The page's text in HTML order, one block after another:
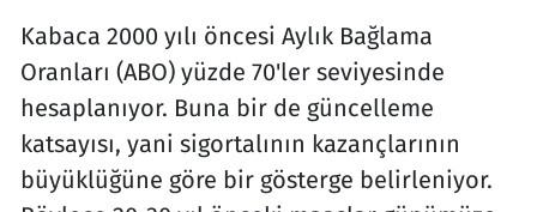
Kabaca 2000 yılı öncesi Aylık Bağlama
Oranları (ABO) yüzde 70'ler seviyesinde
hesaplanıyor. Buna bir de güncelleme
katsayısı, yani sigortalının kazançlarının
büyüklüğüne göre bir gösterge belirleniyor.